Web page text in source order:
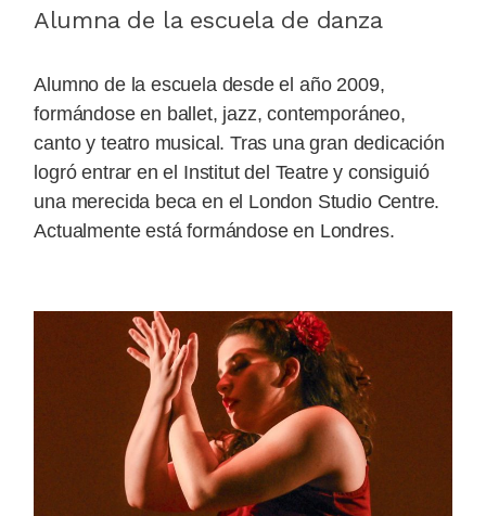
Alumna de la escuela de danza
Alumno de la escuela desde el año 2009,
formándose en ballet, jazz, contemporáneo,
canto y teatro musical. Tras una gran dedicación
logró entrar en el Institut del Teatre y consiguió
una merecida beca en el London Studio Centre.
Actualmente está formándose en Londres.